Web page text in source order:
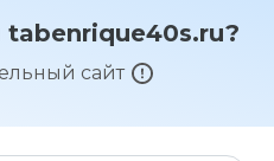
tabenrique40s.ru?
сайт